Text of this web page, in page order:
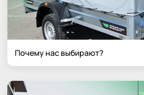
Почему нас выбирают?